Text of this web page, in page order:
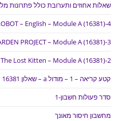
שאלות אחוזים ותערובת כולל פתרונות
– English – Module A (16381)-4
PROJECT – Module A (16381)-3
The Lost Kitten – Module A (16381)-2
קטע קריאה – 1 – מודול a – שאלון 16381
סדר פעולות חשבון-1
מחשבון חיסור מאונך